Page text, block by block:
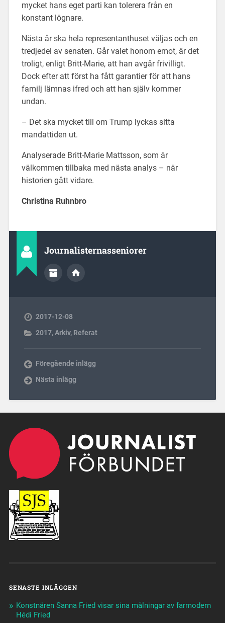
mycket hans eget parti kan tolerera från en
konstant lögnare.
Nästa år ska hela representanthuset väljas och en
tredjedel av senaten. Går valet honom emot, är det
troligt, enligt Britt-Marie, att han avgår frivilligt.
Dock efter att först ha fått garantier för att hans
familj lämnas ifred och att han själv kommer
undan.
– Det ska mycket till om Trump lyckas sitta
mandattiden ut.
Analyserade Britt-Marie Mattsson, som är
välkommen tillbaka med nästa analys – när
historien gått vidare.
Christina Ruhnbro
Journalisternasseniorer
2017-12-08
2017,Arkiv, Referat
Föregående inlägg
Nästa inlägg
SENASTE INLÄGGEN
Konstnären Sanna Fried visar sina målningar av farmodern
Hédi Fried